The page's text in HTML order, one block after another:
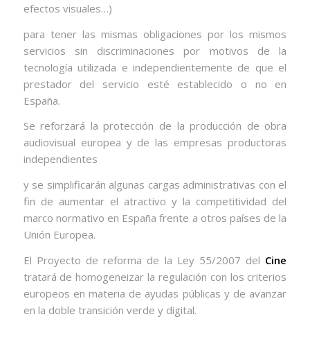
efectos visuales…)
para tener las mismas obligaciones por los mismos
servicios sin discriminaciones por motivos de la
tecnología utilizada e independientemente de que el
prestador del servicio esté establecido o no en
España.
Se reforzará la protección de la producción de obra
audiovisual europea y de las empresas productoras
independientes
y se simplificarán algunas cargas administrativas con el
fin de aumentar el atractivo y la competitividad del
marco normativo en España frente a otros países de la
Unión Europea.
El Proyecto de reforma de la Ley 55/2007 del Cine
tratará de homogeneizar la regulación con los criterios
europeos en materia de ayudas públicas y de avanzar
en la doble transición verde y digital.